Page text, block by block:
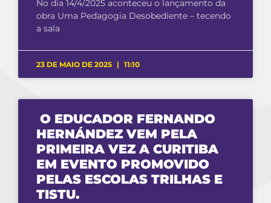
No dia 14/4/2025 aconteceu o lançamento da
obra Uma Pedagogia Desobediente – tecendo
a sala
23 DE MAIO DE 2025 11:10
O EDUCADOR FERNANDO
HERNÁNDEZ VEM PELA
PRIMEIRA VEZ A CURITIBA
EM EVENTO PROMOVIDO
PELAS ESCOLAS TRILHAS E
TISTU.